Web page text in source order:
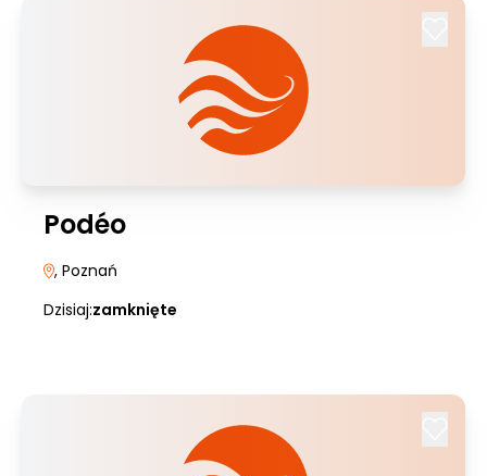
Podéo
, Poznań
Dzisiaj:zamknięte